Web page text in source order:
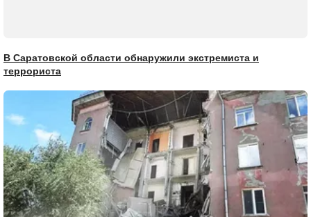
В Саратовской области обнаружили экстремиста и
террориста